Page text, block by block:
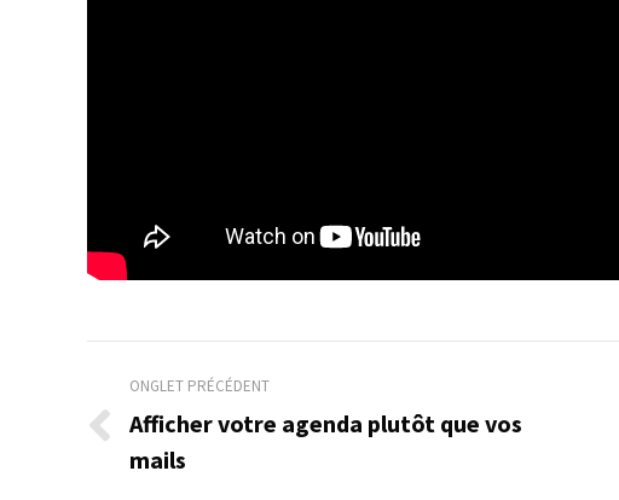
Navigation
de
commentaire
ONGLET PRÉCÉDENT
Onglet
précédent
Afficher votre agenda plutôt que vos
mails